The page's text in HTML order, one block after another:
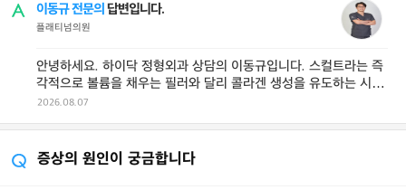
이동규 전문의 답변입니다.
플래티넘의원
안녕하세요. 하이닥 정형외과 상담의 이동규입니다. 스컬트라는 즉
각적으로 볼륨을 채우는 필러와 달리 콜라겐 생성을 유도하는 시술
2026.08.07
증상의 원인이 궁금합니다